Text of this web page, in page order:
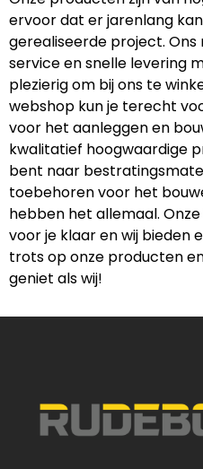
ervoor dat er jarenlang
gerealiseerde project. Ons
service en snelle levering
plezierig om bij ons te
webshop kun je terecht
voor het aanleggen en
kwalitatief hoogwaardige
bent naar
toebehoren voor het
hebben het allemaal.
voor je klaar en wij bieden
trots op onze producten
geniet als wij!